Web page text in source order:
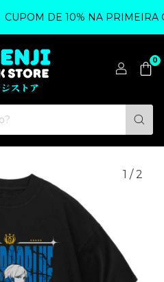
CUPOM DE 10% NA PRIMEIRA
0
1 / 2